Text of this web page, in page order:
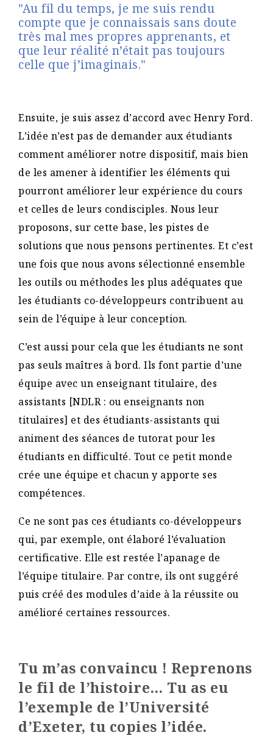
"Au fil du temps, je me suis rendu
compte que je connaissais sans doute
très mal mes propres apprenants, et
que leur réalité n’était pas toujours
celle que j’imaginais."
Ensuite, je suis assez d’accord avec Henry Ford.
L’idée n’est pas de demander aux étudiants
comment améliorer notre dispositif, mais bien
de les amener à identifier les éléments qui
pourront améliorer leur expérience du cours
et celles de leurs condisciples. Nous leur
proposons, sur cette base, les pistes de
solutions que nous pensons pertinentes. Et c’est
une fois que nous avons sélectionné ensemble
les outils ou méthodes les plus adéquates que
les étudiants co-développeurs contribuent au
sein de l’équipe à leur conception.
C’est aussi pour cela que les étudiants ne sont
pas seuls maîtres à bord. Ils font partie d’une
équipe avec un enseignant titulaire, des
assistants [NDLR : ou enseignants non
titulaires] et des étudiants-assistants qui
animent des séances de tutorat pour les
étudiants en difficulté. Tout ce petit monde
crée une équipe et chacun y apporte ses
compétences.
Ce ne sont pas ces étudiants co-développeurs
qui, par exemple, ont élaboré l’évaluation
certificative. Elle est restée l’apanage de
l’équipe titulaire. Par contre, ils ont suggéré
puis créé des modules d’aide à la réussite ou
amélioré certaines ressources.
Tu m’as convaincu ! Reprenons
le fil de l’histoire… Tu as eu
l’exemple de l’Université
d’Exeter, tu copies l’idée.